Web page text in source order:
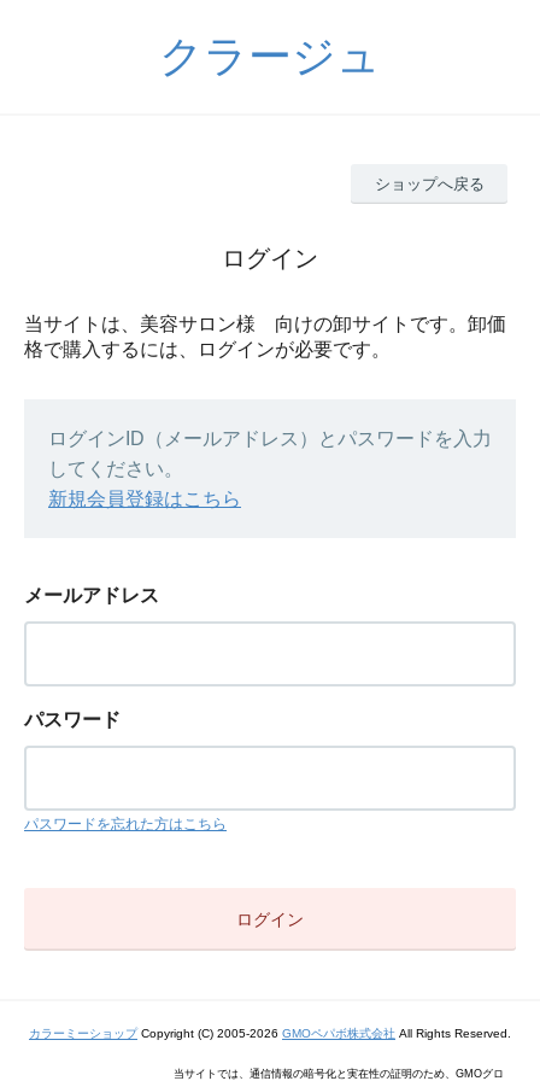
クラージュ
ショップへ戻る
ログイン
当サイトは、美容サロン様 向けの卸サイトです。卸価
格で購入するには、ログインが必要です。
ログインID（メールアドレス）とパスワードを入力
してください。
新規会員登録はこちら
メールアドレス
パスワード
パスワードを忘れた方はこちら
カラーミーショップCopyright (C) 2005-2026 GMOペパボ株式会社 All Rights Reserved.
当サイトでは、通信情報の暗号化と実在性の証明のため、GMOグロ